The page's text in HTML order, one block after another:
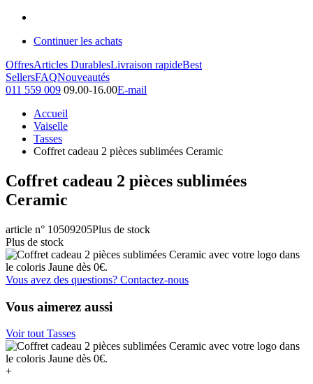
Continuer les achats
OffresArticles DurablesLivraison rapideBest
SellersFAQNouveautés
011 559 009 09.00-16.00E-mail
Accueil
Vaiselle
Tasses
Coffret cadeau 2 pièces sublimées Ceramic
Coffret cadeau 2 pièces sublimées
Ceramic
article n° 10509205Plus de stock
Plus de stock
Vous avez des questions? Contactez-nous
Vous aimerez aussi
Voir tout Tasses
+